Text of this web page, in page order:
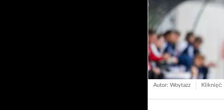
Autor: Woytazz Kliknięć: